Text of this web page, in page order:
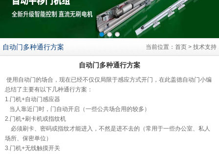
自动门多种通行方案 当前位置： 首页 > 技术支持
自动门多种通行方案
使用 自动门的场合，现在已经不仅仅局限于感应方式开门，在此盖德自动门小编
总结了主要有以下几种通行方案：
1.门机+自动门感应器
当人靠近门时，门自动开启（一些公共场合用的较多）
2.门机+刷卡机或指纹机
必须刷卡、密码或指纹才能进入，不然是进不去的（常用于一些办公室、私人
场所、保密单位）
3.门机+无线触摸开关